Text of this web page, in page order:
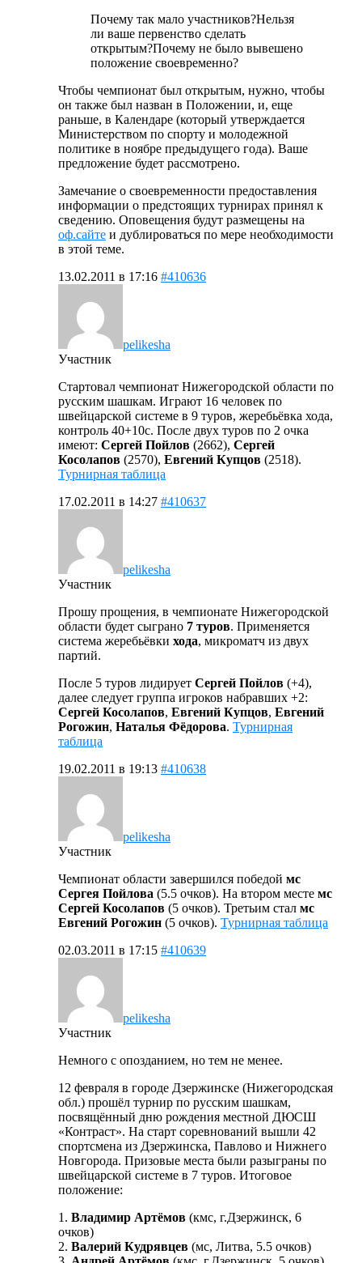
Почему так мало участников?Нельзя
ли ваше первенство сделать
открытым?Почему не было вывешено
положение своевременно?
Чтобы чемпионат был открытым, нужно, чтобы
он также был назван в Положении, и, еще
раньше, в Календаре (который утверждается
Министерством по спорту и молодежной
политике в ноябре предыдущего года). Ваше
предложение будет рассмотрено.
Замечание о своевременности предоставления
информации о предстоящих турнирах принял к
сведению. Оповещения будут размещены на
оф.сайте и дублироваться по мере необходимости
в этой теме.
13.02.2011 в 17:16 #410636
pelikesha
Участник
Стартовал чемпионат Нижегородской области по
русским шашкам. Играют 16 человек по
швейцарской системе в 9 туров, жеребьёвка хода,
контроль 40+10с. После двух туров по 2 очка
имеют: Сергей Пойлов (2662), Сергей
Косолапов (2570), Евгений Купцов (2518).
Турнирная таблица
17.02.2011 в 14:27 #410637
pelikesha
Участник
Прошу прощения, в чемпионате Нижегородской
области будет сыграно 7 туров. Применяется
система жеребьёвки хода, микроматч из двух
партий.
После 5 туров лидирует Сергей Пойлов (+4),
далее следует группа игроков набравших +2:
Сергей Косолапов, Евгений Купцов, Евгений
Рогожин, Наталья Фёдорова. Турнирная
таблица
19.02.2011 в 19:13 #410638
pelikesha
Участник
Чемпионат области завершился победой мс
Сергея Пойлова (5.5 очков). На втором месте мс
Сергей Косолапов (5 очков). Третьим стал мс
Евгений Рогожин (5 очков). Турнирная таблица
02.03.2011 в 17:15 #410639
pelikesha
Участник
Немного с опозданием, но тем не менее.
12 февраля в городе Дзержинске (Нижегородская
обл.) прошёл турнир по русским шашкам,
посвящённый дню рождения местной ДЮСШ
«Контраст». На старт соревнований вышли 42
спортсмена из Дзержинска, Павлово и Нижнего
Новгорода. Призовые места были разыграны по
швейцарской системе в 7 туров. Итоговое
положение:
1. Владимир Артёмов (кмс, г.Дзержинск, 6
очков)
2. Валерий Кудрявцев (мс, Литва, 5.5 очков)